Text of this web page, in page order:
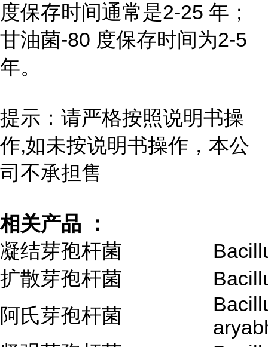
度保存时间通常是2-25 年；
甘油菌-80 度保存时间为2-5
年。
提示：请严格按照说明书操
作,如未按说明书操作，本公
司不承担售
相关产品 ：
凝结芽孢杆菌
扩散芽孢杆菌
阿氏芽孢杆菌